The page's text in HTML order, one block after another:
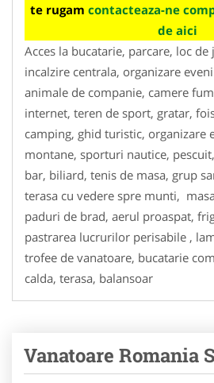
te rugam contacteaza-ne
de aici
Acces la bucatarie, parcare, loc
incalzire centrala, organizare
animale de companie, camere
internet, teren de sport, gratar,
camping, ghid turistic, organizare
montane, sporturi nautice,
bar, biliard, tenis de masa, grup
terasa cu vedere spre munti,
paduri de brad, aerul proaspat,
pastrarea lucrurilor perisabile ,
trofee de vanatoare, bucatarie
calda, terasa, balansoar
Vanatoare Romania